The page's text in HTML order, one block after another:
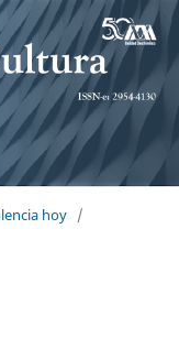
hoy /